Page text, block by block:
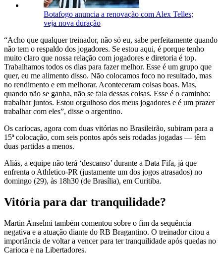
Botafogo anuncia a renovação com Alex Telles;
veja nova duração
“Acho que qualquer treinador, não só eu, sabe perfeitamente quando
não tem o respaldo dos jogadores. Se estou aqui, é porque tenho
muito claro que nossa relação com jogadores e diretoria é top.
Trabalhamos todos os dias para fazer melhor. Esse é um grupo que
quer, eu me alimento disso. Não colocamos foco no resultado, mas
no rendimento e em melhorar. Aconteceram coisas boas. Mas,
quando não se ganha, não se fala dessas coisas. Esse é o caminho:
trabalhar juntos. Estou orgulhoso dos meus jogadores e é um prazer
trabalhar com eles”, disse o argentino.
Os cariocas, agora com duas vitórias no Brasileirão, subiram para a
15ª colocação, com seis pontos após seis rodadas jogadas — têm
duas partidas a menos.
Aliás, a equipe não terá ‘descanso’ durante a Data Fifa, já que
enfrenta o Athletico-PR (justamente um dos jogos atrasados) no
domingo (29), às 18h30 (de Brasília), em Curitiba.
Vitória para dar tranquilidade?
Martin Anselmi também comentou sobre o fim da sequência
negativa e a atuação diante do RB Bragantino. O treinador citou a
importância de voltar a vencer para ter tranquilidade após quedas no
Carioca e na Libertadores.